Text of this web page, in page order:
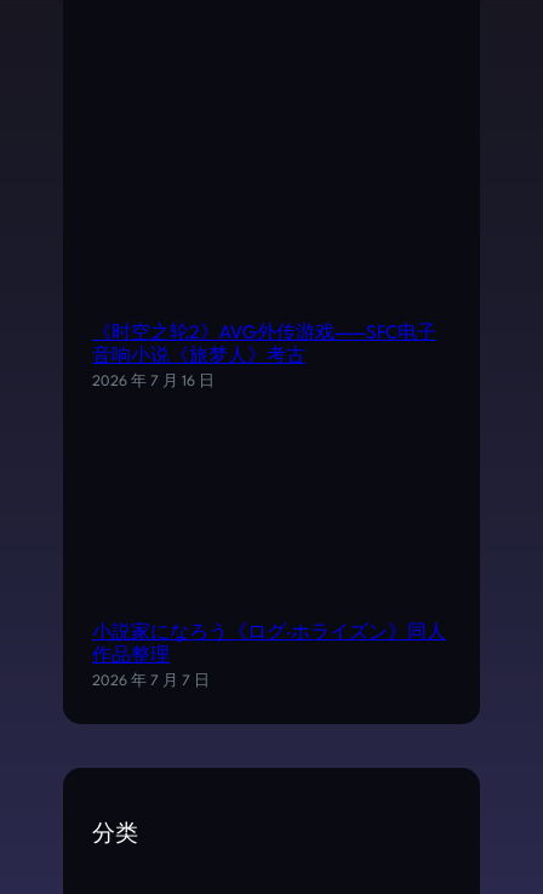
《时空之轮2》AVG外传游戏——SFC电子
音响小说《旅梦人》考古
2026 年 7 月 16 日
小説家になろう《ログ·ホライズン》同人
作品整理
2026 年 7 月 7 日
分类